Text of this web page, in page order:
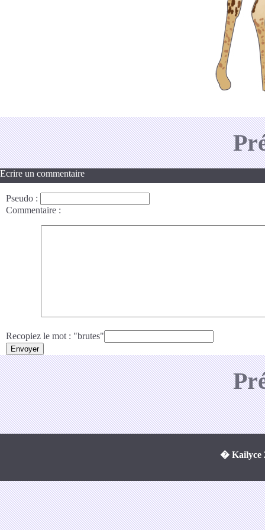
Ecrire un commentaire
Pseudo :
Commentaire :
Recopiez le mot : "brutes"
� Kailyce